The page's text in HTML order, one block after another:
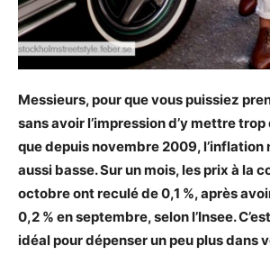
Messieurs, pour que vous puissiez
sans avoir l’impression d’y mettre trop
que depuis novembre 2009, l’inflation
aussi basse. Sur un mois, les prix à la
octobre ont reculé de 0,1 %, après
0,2 % en septembre, selon l’Insee.
idéal pour dépenser un peu plus dans